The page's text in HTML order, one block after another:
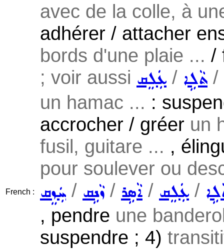
French :
avec de la colle, à
adhérer / attacher
bords d'une plaie ... /
; voir aussi ܥܲܠܸܩ / ܬܵܠܹܐ /
un hamac ... :
accrocher / gréer un
fusil, guitare ... ,
pour soulever ou
ܚܲܙܸܩ / ܙܵܢܹܩ/ ܐܵܣܹܪ / ܥܲܠܸܩ /
, pendre une
suspendre ; 4)